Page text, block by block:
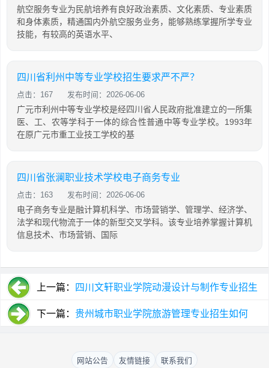
航空服务专业为民航培养有良好政治素质、文化素质、专业素质
和身体素质，精通国内外航空服务业务，能够熟练掌握所学专业
技能，有较高的英语水平、
四川省利州中等专业学校招生要求严不严？
点击：167 发布时间：2026-06-06
广元市利州中等专业学校是经四川省人民政府批准建立的一所集
医、工、农等学科于一体的综合性普通中等专业学校。1993年
在原广元市重工业技工学校的基
四川省张澜职业技术学校电子商务专业
点击：163 发布时间：2026-06-06
电子商务专业是融计算机科学、市场营销学、管理学、经济学、
法学和现代物流于一体的新型交叉学科。该专业培养掌握计算机
信息技术、市场营销、国际
上一篇： 四川文轩职业学院动漫设计与制作专业招生
如何 下一篇： 贵州城市职业学院旅游管理专业招生如何
网站公告 友情链接 联系我们